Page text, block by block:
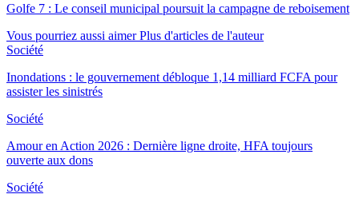
Golfe 7 : Le conseil municipal poursuit la campagne de reboisement
Vous pourriez aussi aimer Plus d'articles de l'auteur
Société
Inondations : le gouvernement débloque 1,14 milliard FCFA pour
assister les sinistrés
Société
Amour en Action 2026 : Dernière ligne droite, HFA toujours
ouverte aux dons
Société